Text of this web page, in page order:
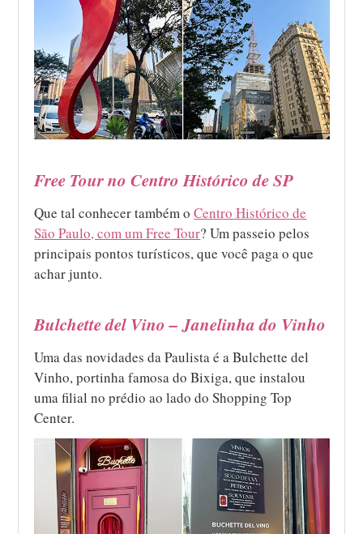
Free Tour no Centro Histórico de SP
Que tal conhecer também oCentro Histórico de
São Paulo, com um Free Tour? Um passeio pelos
principais pontos turísticos, que você paga o que
achar junto.
Bulchette del Vino – Janelinha do Vinho
Uma das novidades da Paulista é a Bulchette del
Vinho, portinha famosa do Bixiga, que instalou
uma filial no prédio ao lado do Shopping Top
Center.